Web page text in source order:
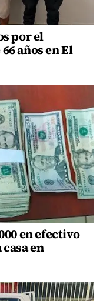
por el
años en El
en efectivo
en